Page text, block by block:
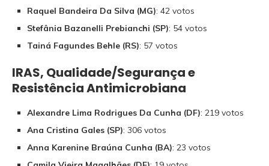
Raquel Bandeira Da Silva (MG): 42 votos
Stefânia Bazanelli Prebianchi (SP): 54 votos
Tainá Fagundes Behle (RS): 57 votos
IRAS, Qualidade/Segurança e
Resistência Antimicrobiana
Alexandre Lima Rodrigues Da Cunha (DF): 219 votos
Ana Cristina Gales (SP): 306 votos
Anna Karenine Braúna Cunha (BA): 23 votos